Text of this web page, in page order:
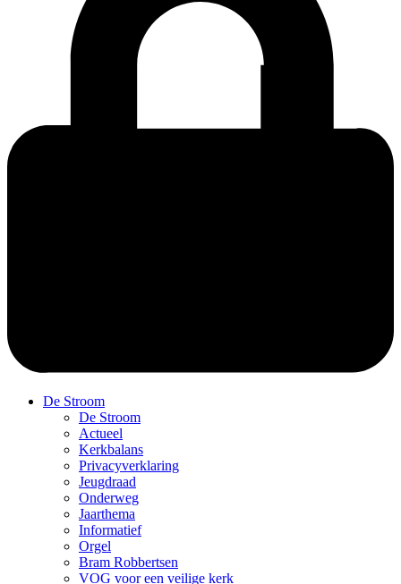
De Stroom
De Stroom
Actueel
Kerkbalans
Privacyverklaring
Jeugdraad
Onderweg
Jaarthema
Informatief
Orgel
Bram Robbertsen
VOG voor een veilige kerk